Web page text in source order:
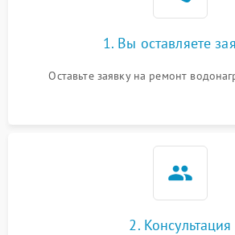
1. Вы оставляете
Оставьте заявку на ремонт
2. Консультация